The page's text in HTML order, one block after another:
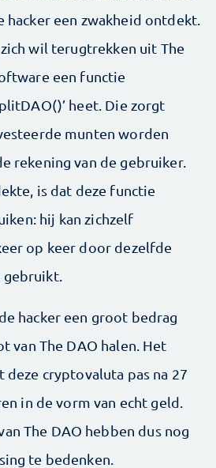
een zwakheid ontdekt.
wil terugtrekken uit The
een functie
heet. Die zorgt
munten worden
rekening van de gebruiker.
is dat deze functie
hij kan zichzelf
op keer door dezelfde
hacker een groot bedrag
van The DAO halen. Het
deze cryptovaluta pas na 27
in de vorm van echt geld.
The DAO hebben dus nog
te bedenken.